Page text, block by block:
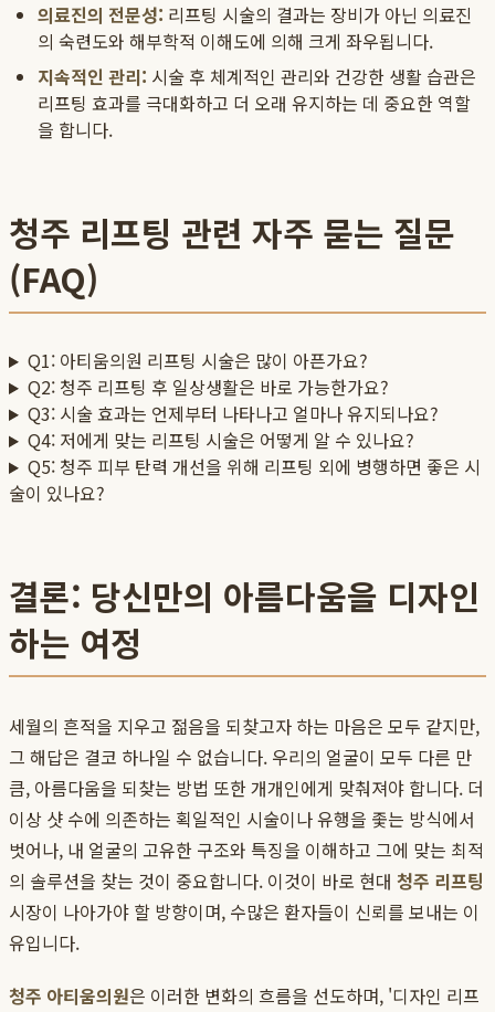
의료진의 전문성: 리프팅 시술의 결과는 장비가 아닌 의료진
의 숙련도와 해부학적 이해도에 의해 크게 좌우됩니다.
지속적인 관리: 시술 후 체계적인 관리와 건강한 생활 습관은
리프팅 효과를 극대화하고 더 오래 유지하는 데 중요한 역할
을 합니다.
청주 리프팅 관련 자주 묻는 질문
(FAQ)
Q1: 아티움의원 리프팅 시술은 많이 아픈가요?
Q2: 청주 리프팅 후 일상생활은 바로 가능한가요?
Q3: 시술 효과는 언제부터 나타나고 얼마나 유지되나요?
Q4: 저에게 맞는 리프팅 시술은 어떻게 알 수 있나요?
Q5: 청주 피부 탄력 개선을 위해 리프팅 외에 병행하면 좋은 시
술이 있나요?
결론: 당신만의 아름다움을 디자인
하는 여정
세월의 흔적을 지우고 젊음을 되찾고자 하는 마음은 모두 같지만,
그 해답은 결코 하나일 수 없습니다. 우리의 얼굴이 모두 다른 만
큼, 아름다움을 되찾는 방법 또한 개개인에게 맞춰져야 합니다. 더
이상 샷 수에 의존하는 획일적인 시술이나 유행을 좇는 방식에서
벗어나, 내 얼굴의 고유한 구조와 특징을 이해하고 그에 맞는 최적
의 솔루션을 찾는 것이 중요합니다. 이것이 바로 현대 청주 리프팅
시장이 나아가야 할 방향이며, 수많은 환자들이 신뢰를 보내는 이
유입니다.
청주 아티움의원은 이러한 변화의 흐름을 선도하며, '디자인 리프